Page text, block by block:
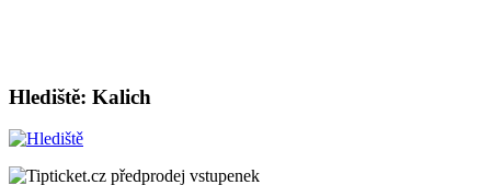
Hlediště: Kalich